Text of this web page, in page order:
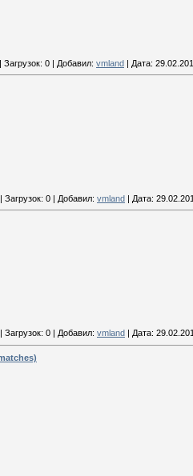
| Загрузок: 0 | Добавил: vmland | Дата:
| Загрузок: 0 | Добавил: vmland | Дата:
Загрузок: 0 Добавил: vmland Дата: